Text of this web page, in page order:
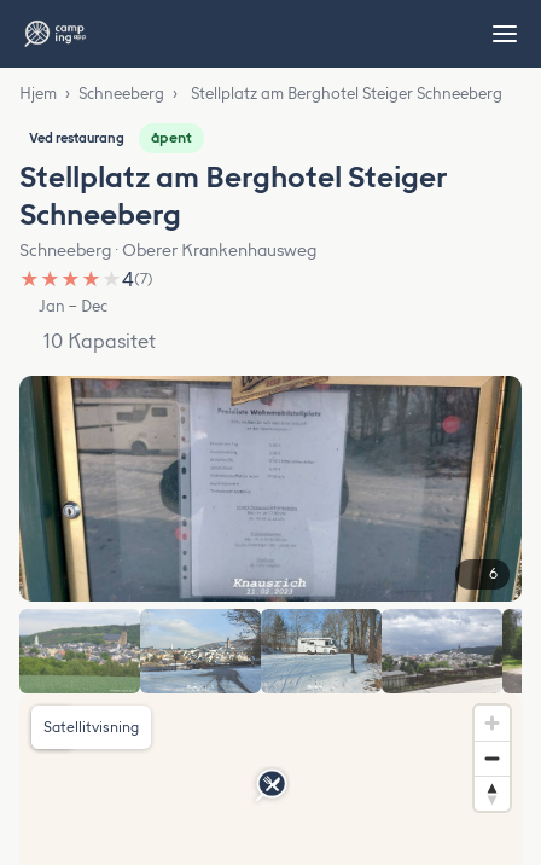
Hjem › Schneeberg › Stellplatz am Berghotel Steiger Schneeberg
Ved restaurang åpent
Stellplatz am Berghotel Steiger
Schneeberg
Schneeberg · Oberer Krankenhausweg
★ ★ ★ ★ ★4(7)
Jan – Dec
10 Kapasitet
6
Satellitvisning